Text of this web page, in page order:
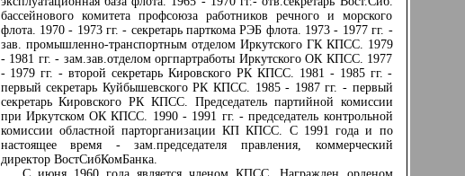
бассейнового комитета профсоюза работников речного и морского
флота. 1970 - 1973 гг. - секретарь парткома РЭБ флота. 1973 - 1977 гг. -
зав. промышленно-транспортным отделом Иркутского ГК КПСС. 1979
- 1981 гг. - зам.зав.отделом оргпартработы Иркутского ОК КПСС. 1977
- 1979 гг. - второй секретарь Кировского РК КПСС. 1981 - 1985 гг. -
первый секретарь Куйбышевского РК КПСС. 1985 - 1987 гг. - первый
секретарь Кировского РК КПСС. Председатель партийной комиссии
при Иркутском ОК КПСС. 1990 - 1991 гг. - председатель контрольной
комиссии областной парторганизации КП КПСС. С 1991 года и по
настоящее время - зам.председателя правления, коммерческий
директор ВостСибКомБанка.